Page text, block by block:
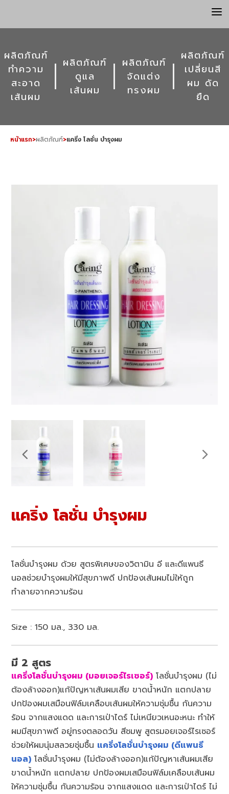
a
ผลิตภัณฑ์
ทำความ
สะอาด
เส้นผม
ผลิตภัณฑ์
ดูแล
เส้นผม
ผลิตภัณฑ์
จัดแต่ง
ทรงผม
ผลิตภัณฑ์
เปลี่ยนสี
ผม ดัด
ยืด
หน้าแรก>ผลิตภัณฑ์>แคริ่ง โลชั่น บำรุงผม
แคริ่ง โลชั่น บำรุงผม
โลชั่นบำรุงผม ด้วย สูตรพิเศษของวิตามิน อี และดีแพนธี
นอลช่วยบำรุงผมให้มีสุขภาพดี ปกป้องเส้นผมไม่ให้ถูก
ทำลายจากความร้อน
Size : 150 มล., 330 มล.
มี 2 สูตร
แคริ่งโลชั่นบำรุงผม (มอยเจอร์ไรเซอร์) โลชั่นบำรุงผม (ไม่
ต้องล้างออก)แก้ปัญหาเส้นผมเสีย ขาดน้ำหนัก แตกปลาย
ปกป้องผมเสมือนฟิล์มเคลือบเส้นผมให้ความชุ่มชื้น กันความ
ร้อน จากแสงแดด และการเป่าไดร์ ไม่เหนียวเหนอะหนะ ทำให้
ผมมีสุขภาพดี อยู่ทรงตลอดวัน สีชมพู สูตรมอยเจอร์ไรเซอร์
ช่วยให้ผมนุ่มสลวยชุ่มชื้น แคริ่งโลชั่นบำรุงผม (ดีแพนธี
นอล) โลชั่นบำรุงผม (ไม่ต้องล้างออก)แก้ปัญหาเส้นผมเสีย
ขาดน้ำหนัก แตกปลาย ปกป้องผมเสมือนฟิล์มเคลือบเส้นผม
ให้ความชุ่มชื้น กันความร้อน จากแสงแดด และการเป่าไดร์ ไม่